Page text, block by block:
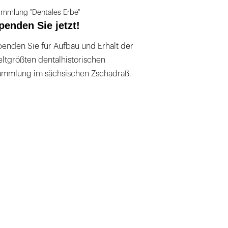
"Dentales Erbe"
Sie jetzt!
Sie für Aufbau und Erhalt der
dentalhistorischen
im sächsischen Zschadraß.